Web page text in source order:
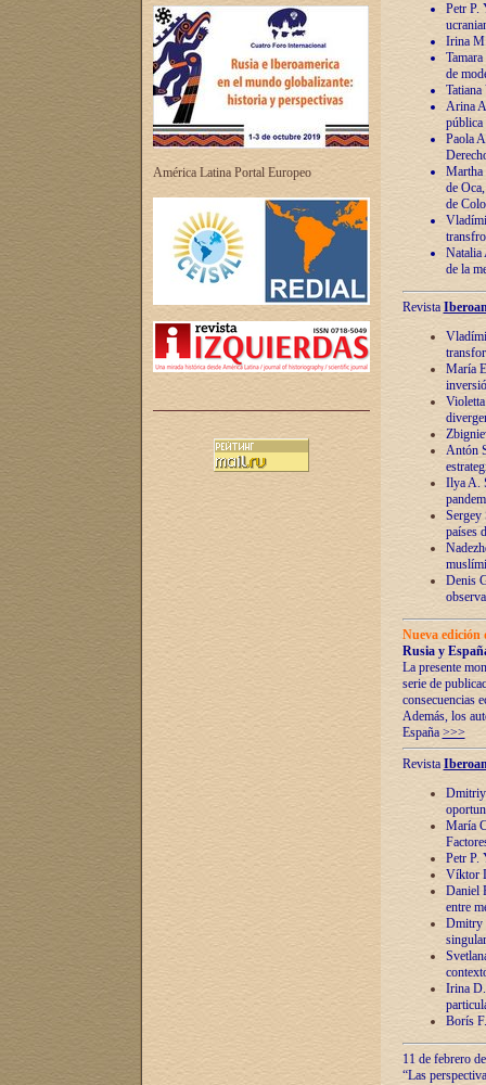
América Latina Portal Europeo
Petr P.
Irina
de
Arina
pública
Paola
Martha
de
de
Natalia
de la
Revista
María
Antón
Ilya A.
Sergey
países
Denis
Nueva
Rusia y
La presente
serie de
consecuencias
Además, los
España >>>
Revista
Dmitriy
María
Petr P.
Víktor
Daniel
entre
Dmitry
Irina
Borís
11 de febrero
“Las